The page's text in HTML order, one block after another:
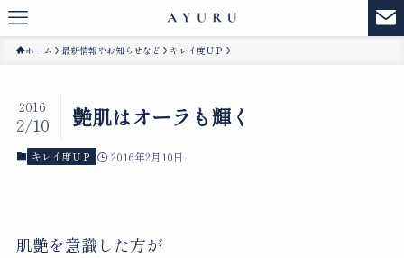
ホーム 最新情報やお知らせなど キレイ度ＵＰ
艶肌はオーラも輝く
2016
2/10
キレイ度ＵＰ 2016年2月10日
肌艶を意識した方が